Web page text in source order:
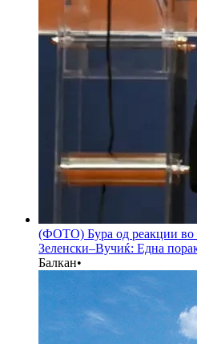
(ФОТО) Бура од реакции во
Зеленски–Вучиќ: Една
Балкан•